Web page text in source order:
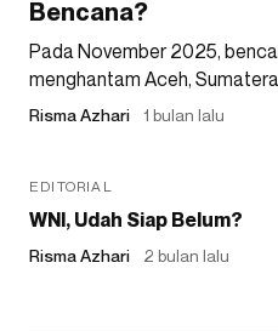
Bencana?
Pada November 2025,
menghantam Aceh,
Risma Azhari 1 bulan lalu
EDITORIAL
WNI, Udah Siap Belum?
Risma Azhari 2 bulan lalu